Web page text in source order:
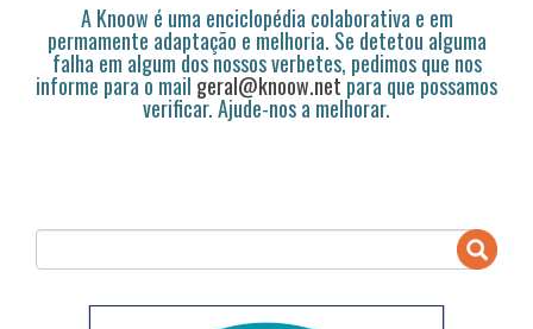
A Knoow é uma enciclopédia colaborativa e em
permamente adaptação e melhoria. Se detetou alguma
falha em algum dos nossos verbetes, pedimos que nos
informe para o mail geral@knoow.netpara que possamos
verificar. Ajude-nos a melhorar.